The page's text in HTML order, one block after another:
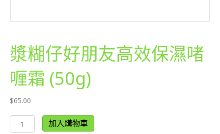
漿糊仔好朋友高效保濕啫
喱霜 (50g)
$65.00
漿
糊
加入購物車